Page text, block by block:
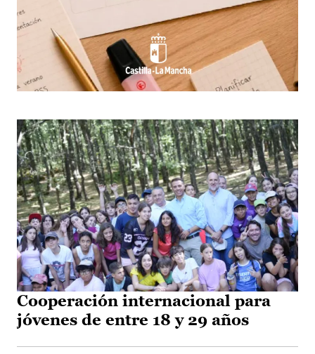
Cooperación internacional para
jóvenes de entre 18 y 29 años